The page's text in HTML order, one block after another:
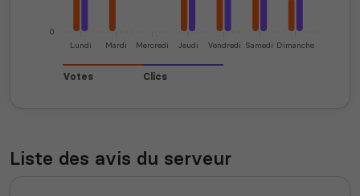
0
Lundi Mardi Mercredi Jeudi Vendredi Samedi Dimanche
Votes Clics
Liste des avis du serveur